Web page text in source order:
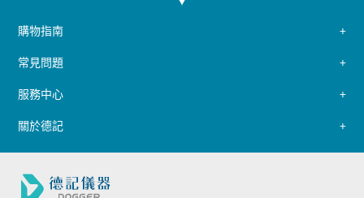
購物指南
常見問題
服務中心
關於德記